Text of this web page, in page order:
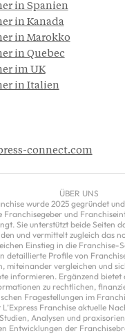
in Spanien
in Kanada
in Marokko
in Quebec
im UK
in Italien
connect.com
ÜBER UNS
wurde 2025 gegründet
Franchisegeber und
Sie unterstützt beide Seiten
und vermittelt zugleich das
Einstieg in die Franchise-
detaillierte Profile von
miteinander vergleichen und
informieren. Ergänzend
zu rechtlichen,
Fragestellungen im
Franchise aktuelle
Analysen und
Entwicklungen der